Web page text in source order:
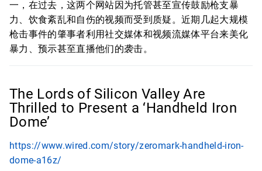
一，在过去，这两个网站因为托管甚至宣传鼓励枪支暴
力、饮食紊乱和自伤的视频而受到质疑。近期几起大规模
枪击事件的肇事者利用社交媒体和视频流媒体平台来美化
暴力、预示甚至直播他们的袭击。
The Lords of Silicon Valley Are
Thrilled to Present a ‘Handheld Iron
Dome’
https://www.wired.com/story/zeromark-handheld-iron-
dome-a16z/